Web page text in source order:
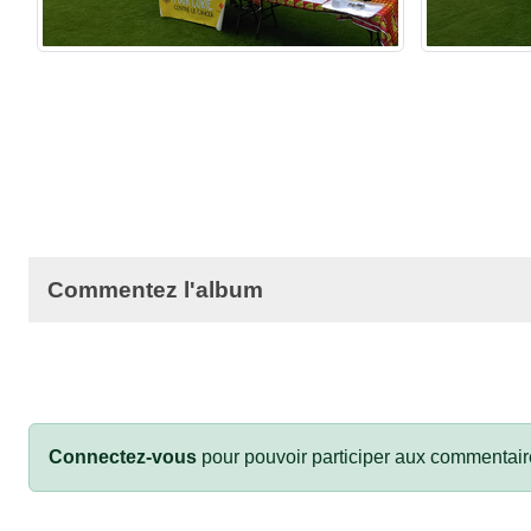
Commentez l'album
Connectez-vous pour pouvoir participer aux